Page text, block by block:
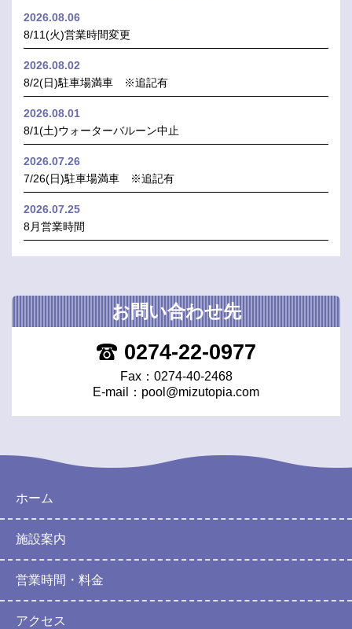
2026.08.06
8/11(火)営業時間変更
2026.08.02
8/2(日)駐車場満車 ※追記有
2026.08.01
8/1(土)ウォーターバルーン中止
2026.07.26
7/26(日)駐車場満車 ※追記有
2026.07.25
8月営業時間
お問い合わせ先
0274-22-0977
Fax：0274-40-2468
E-mail： pool@mizutopia.com
ホーム
施設案内
営業時間・料金
アクセス